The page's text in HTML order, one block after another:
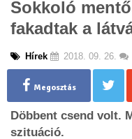
Sokkoló
fakadtak a
Hírek 2018. 09. 26.
Megosztás
Döbbent csend volt.
szituáció.